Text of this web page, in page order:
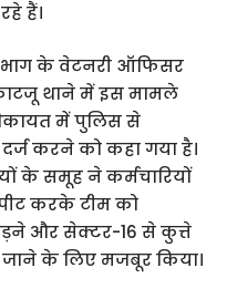
हैं।
के वेटनरी ऑफिसर
थाने में इस मामले
में पुलिस से
करने को कहा गया है।
के समूह ने कर्मचारियों
करके टीम को
और सेक्टर-16 से कुत्ते
के लिए मजबूर किया।